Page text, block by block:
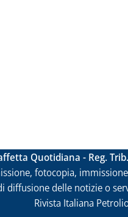
Quotidiana - Reg.
fotocopia,
diffusione delle notizie o
Rivista Italiana